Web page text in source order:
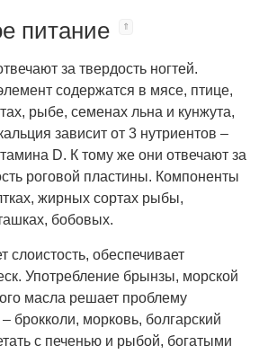
питание
за твердость ногтей.
содержатся в мясе, птице,
рыбе, семенах льна и кунжута,
зависит от 3 нутриентов –
D. К тому же они отвечают за
роговой пластины. Компоненты
жирных сортах рыбы,
бобовых.
слоистость, обеспечивает
Употребление брынзы, морской
масла решает проблему
брокколи, морковь, болгарский
с печенью и рыбой, богатыми